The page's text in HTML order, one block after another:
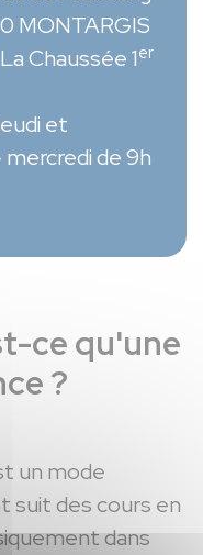
MONTARGIS
Chaussée 1er
et
mercredi de 9h
ce qu'une
?
un mode
suit des cours en
dans